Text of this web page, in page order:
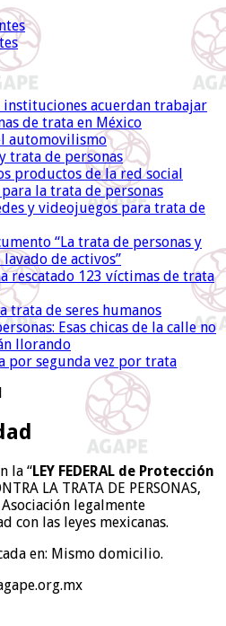
instituciones acuerdan trabajar
de trata en México
automovilismo
trata de personas
productos de la red social
la trata de personas
y videojuegos para trata de
“La trata de personas y
de activos”
rescatado 123 víctimas de trata
trata de seres humanos
Esas chicas de la calle no
llorando
por segunda vez por trata
la “LEY FEDERAL de Protección
LA TRATA DE PERSONAS,
Asociación legalmente
con las leyes mexicanas.
en: Mismo domicilio.